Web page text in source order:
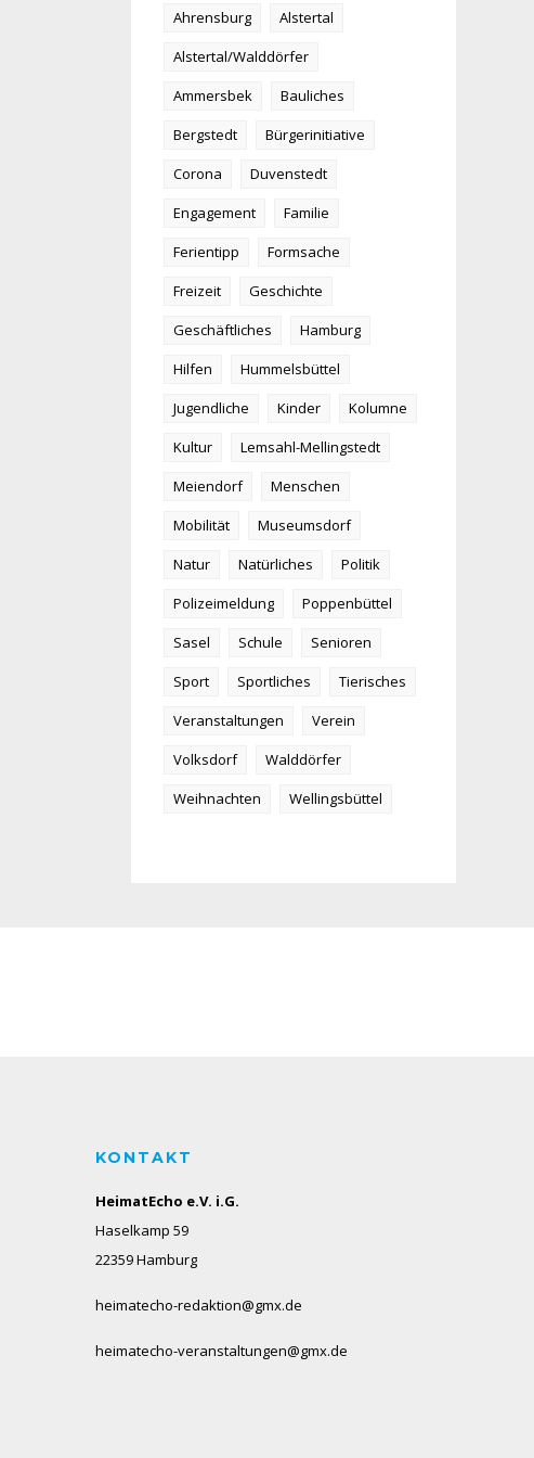
Ahrensburg
Alstertal
Alstertal/Walddörfer
Ammersbek
Bauliches
Bergstedt
Bürgerinitiative
Corona
Duvenstedt
Engagement
Familie
Ferientipp
Formsache
Freizeit
Geschichte
Geschäftliches
Hamburg
Hilfen
Hummelsbüttel
Jugendliche
Kinder
Kolumne
Kultur
Lemsahl-Mellingstedt
Meiendorf
Menschen
Mobilität
Museumsdorf
Natur
Natürliches
Politik
Polizeimeldung
Poppenbüttel
Sasel
Schule
Senioren
Sport
Sportliches
Tierisches
Veranstaltungen
Verein
Volksdorf
Walddörfer
Weihnachten
Wellingsbüttel
KONTAKT
HeimatEcho e.V. i.G.
Haselkamp 59
22359 Hamburg
heimatecho-redaktion@gmx.de
heimatecho-veranstaltungen@gmx.de